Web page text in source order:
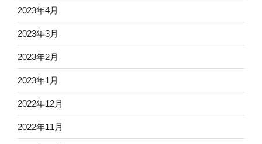
2023年4月
2023年3月
2023年2月
2023年1月
2022年12月
2022年11月